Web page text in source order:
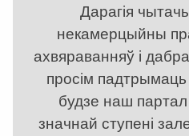
Дарагія
некамерцыйны
ахвяраванняў і
просім
будзе наш
значнай ступені